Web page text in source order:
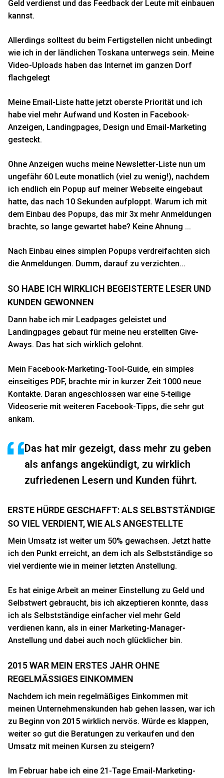
Geld verdienst und das Feedback der Leute mit einbauen
kannst.
Allerdings solltest du beim Fertigstellen nicht unbedingt
wie ich in der ländlichen Toskana unterwegs sein. Meine
Video-Uploads haben das Internet im ganzen Dorf
flachgelegt
Meine Email-Liste hatte jetzt oberste Priorität und ich
habe viel mehr Aufwand und Kosten in Facebook-
Anzeigen, Landingpages, Design und Email-Marketing
gesteckt.
Ohne Anzeigen wuchs meine Newsletter-Liste nun um
ungefähr 60 Leute monatlich (viel zu wenig!), nachdem
ich endlich ein Popup auf meiner Webseite eingebaut
hatte, das nach 10 Sekunden aufploppt. Warum ich mit
dem Einbau des Popups, das mir 3x mehr Anmeldungen
brachte, so lange gewartet habe? Keine Ahnung ...
Nach Einbau eines simplen Popups verdreifachten sich
die Anmeldungen. Dumm, darauf zu verzichten...
SO HABE ICH WIRKLICH BEGEISTERTE LESER UND
KUNDEN GEWONNEN
Dann habe ich mir Leadpages geleistet und
Landingpages gebaut für meine neu erstellten Give-
Aways. Das hat sich wirklich gelohnt.
Mein Facebook-Marketing-Tool-Guide, ein simples
einseitiges PDF, brachte mir in kurzer Zeit 1000 neue
Kontakte. Daran angeschlossen war eine 5-teilige
Videoserie mit weiteren Facebook-Tipps, die sehr gut
ankam.
Das hat mir gezeigt, dass mehr zu geben
als anfangs angekündigt, zu wirklich
zufriedenen Lesern und Kunden führt.
ERSTE HÜRDE GESCHAFFT: ALS SELBSTSTÄNDIGE
SO VIEL VERDIENT, WIE ALS ANGESTELLTE
Mein Umsatz ist weiter um 50% gewachsen. Jetzt hatte
ich den Punkt erreicht, an dem ich als Selbstständige so
viel verdiente wie in meiner letzten Anstellung.
Es hat einige Arbeit an meiner Einstellung zu Geld und
Selbstwert gebraucht, bis ich akzeptieren konnte, dass
ich als Selbstständige einfacher viel mehr Geld
verdienen kann, als in einer Marketing-Manager-
Anstellung und dabei auch noch glücklicher bin.
2015 WAR MEIN ERSTES JAHR OHNE
REGELMÄSSIGES EINKOMMEN
Nachdem ich mein regelmäßiges Einkommen mit
meinen Unternehmenskunden hab gehen lassen, war ich
zu Beginn von 2015 wirklich nervös. Würde es klappen,
weiter so gut die Beratungen zu verkaufen und den
Umsatz mit meinen Kursen zu steigern?
Im Februar habe ich eine 21-Tage Email-Marketing-